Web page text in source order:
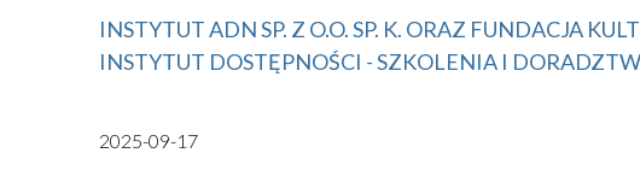
INSTYTUT ADN SP. Z O.O. SP. K. ORAZ FUNDACJA
INSTYTUT DOSTĘPNOŚCI - SZKOLENIA I
2025-09-17